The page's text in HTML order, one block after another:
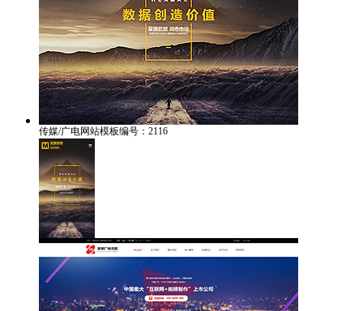
传媒/广电网站模板编号：2116